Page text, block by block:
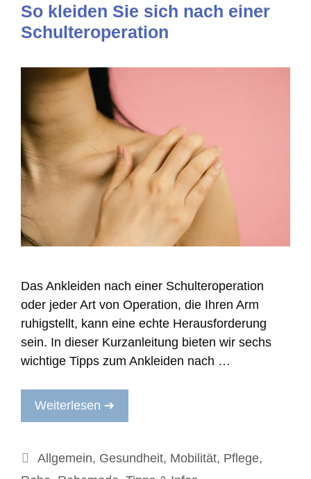
So kleiden Sie sich nach einer
Schulteroperation
Das Ankleiden nach einer Schulteroperation
oder jeder Art von Operation, die Ihren Arm
ruhigstellt, kann eine echte Herausforderung
sein. In dieser Kurzanleitung bieten wir sechs
wichtige Tipps zum Ankleiden nach …
Weiterlesen ➔
Kategorien
Allgemein, Gesundheit, Mobilität, Pflege,